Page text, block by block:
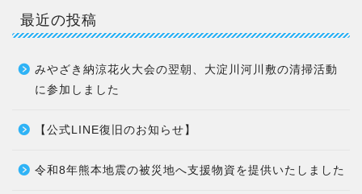
最近の投稿
みやざき納涼花火大会の翌朝、大淀川河川敷の清掃活動
に参加しました
【公式LINE復旧のお知らせ】
令和8年熊本地震の被災地へ支援物資を提供いたしました